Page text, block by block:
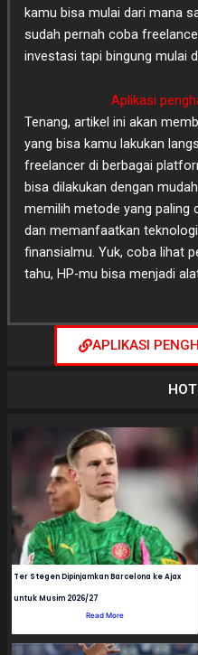
kamu bisa mulai dari mana
sudah pernah coba
investasi tapi bingung mulai
Aplikasi
Tenang, artikel ini akan
yang bisa kamu lakukan
freelancer di berbagai
bisa dilakukan dengan
memilih metode yang paling
dan memanfaatkan
finansialmu. Yuk, coba lihat
tahu, HP-mu bisa menjadi
APLIKASI
Ter Stegen Dipinjamkan Barcelona ke Ajax
untuk Musim 2026/27
Read More